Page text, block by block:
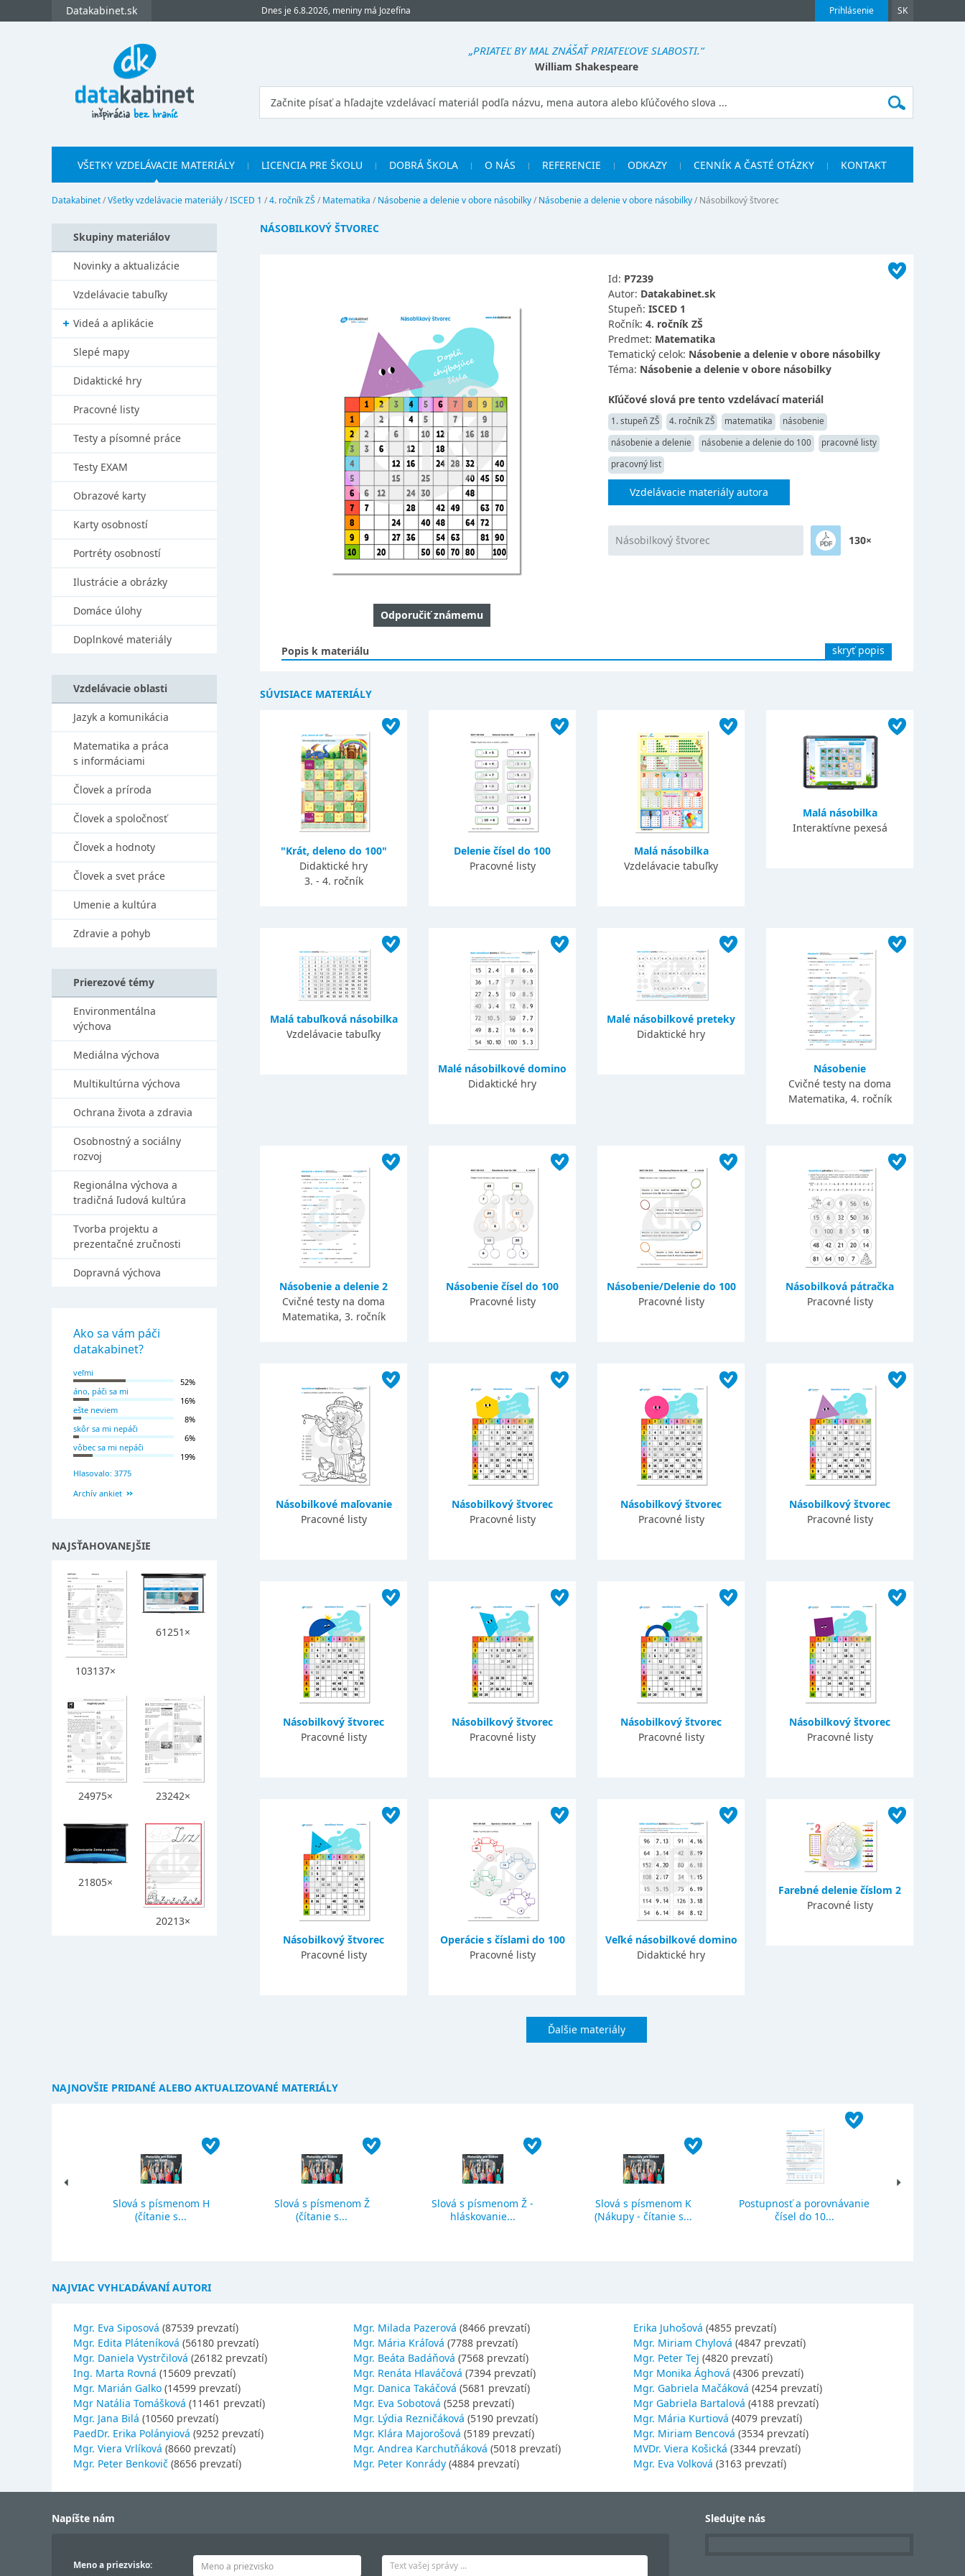
Prihlásenie SK
Datakabinet.sk Dnes je 6.8.2026, meniny má Jozefína
„PRIATEĽ BY MAL ZNÁŠAŤ PRIATEĽOVE SLABOSTI.“
William Shakespeare
VŠETKY VZDELÁVACIE MATERIÁLY LICENCIA PRE ŠKOLU DOBRÁ ŠKOLA O NÁS REFERENCIE ODKAZY CENNÍK A ČASTÉ OTÁZKY KONTAKT
Datakabinet/Všetky vzdelávacie materiály/ISCED 1 /4. ročník ZŠ / Matematika / Násobenie a delenie v obore násobilky/ Násobenie a delenie v obore násobilky/ Násobilkový štvorec
NÁSOBILKOVÝ ŠTVOREC
Odporučiť známemu
Id: P7239
Autor: Datakabinet.sk
Stupeň: ISCED 1
Ročník: 4. ročník ZŠ
Predmet: Matematika
Tematický celok: Násobenie a delenie v obore násobilky
Téma: Násobenie a delenie v obore násobilky
Kľúčové slová pre tento vzdelávací materiál
1. stupeň ZŠ 4. ročník ZŠ matematika
násobenie
násobenie a delenie
násobenie a delenie do 100
pracovné listy
pracovný list
Vzdelávacie materiály autora
Násobilkový štvorec 130×
Popis k materiálu skryť popis
SÚVISIACE MATERIÁLY
"Krát, deleno do 100"
Didaktické hry
3. - 4. ročník
Delenie čísel do 100
Pracovné listy
Malá násobilka
Vzdelávacie tabuľky
Malá násobilka
Interaktívne pexesá
Malá tabuľková násobilka
Vzdelávacie tabuľky
Malé násobilkové domino
Didaktické hry
Malé násobilkové preteky
Didaktické hry
Násobenie
Cvičné testy na doma
Matematika, 4. ročník
Násobenie a delenie 2
Cvičné testy na doma
Matematika, 3. ročník
Násobenie čísel do 100
Pracovné listy
Násobenie/Delenie do 100
Pracovné listy
Násobilková pátračka
Pracovné listy
Násobilkové maľovanie
Pracovné listy
Násobilkový štvorec
Pracovné listy
Násobilkový štvorec
Pracovné listy
Násobilkový štvorec
Pracovné listy
Násobilkový štvorec
Pracovné listy
Násobilkový štvorec
Pracovné listy
Násobilkový štvorec
Pracovné listy
Násobilkový štvorec
Pracovné listy
Násobilkový štvorec
Pracovné listy
Operácie s číslami do 100
Pracovné listy
Veľké násobilkové domino
Didaktické hry
Farebné delenie číslom 2
Pracovné listy
Ďalšie materiály
Skupiny materiálov
Novinky a aktualizácie
Vzdelávacie tabuľky
Videá a aplikácie
Slepé mapy
Didaktické hry
Pracovné listy
Testy a písomné práce
Testy EXAM
Obrazové karty
Karty osobností
Portréty osobností
Ilustrácie a obrázky
Domáce úlohy
Doplnkové materiály
Vzdelávacie oblasti
Jazyk a komunikácia
Matematika a práca
s informáciami
Človek a príroda
Človek a spoločnosť
Človek a hodnoty
Človek a svet práce
Umenie a kultúra
Zdravie a pohyb
Prierezové témy
Environmentálna
výchova
Mediálna výchova
Multikultúrna výchova
Ochrana života a zdravia
Osobnostný a sociálny
rozvoj
Regionálna výchova a
tradičná ľudová kultúra
Tvorba projektu a
prezentačné zručnosti
Dopravná výchova
Ako sa vám páči
datakabinet?
veľmi
52%
áno, páči sa mi
16%
ešte neviem
8%
skôr sa mi nepáči
6%
vôbec sa mi nepáči
19%
Hlasovalo: 3775
Archív ankiet
NAJSŤAHOVANEJŠIE
103137×
61251×
24975× 23242×
21805×
20213×
NAJNOVŠIE PRIDANÉ ALEBO AKTUALIZOVANÉ MATERIÁLY
Slová s písmenom H
(čítanie s...
Slová s písmenom Ž
(čítanie s...
Slová s písmenom Ž -
hláskovanie...
Slová s písmenom K
(Nákupy - čítanie s...
Postupnosť a porovnávanie
čísel do 10...
NAJVIAC VYHĽADÁVANÍ AUTORI
Mgr. Eva Siposová (87539 prevzatí)
Mgr. Edita Pláteníková (56180 prevzatí)
Mgr. Daniela Vystrčilová (26182 prevzatí)
Ing. Marta Rovná (15609 prevzatí)
Mgr. Marián Galko (14599 prevzatí)
Mgr Natália Tomášková (11461 prevzatí)
Mgr. Jana Bilá (10560 prevzatí)
PaedDr. Erika Polányiová (9252 prevzatí)
Mgr. Viera Vrlíková (8660 prevzatí)
Mgr. Peter Benkovič (8656 prevzatí)
Mgr. Milada Pazerová (8466 prevzatí)
Mgr. Mária Kráľová (7788 prevzatí)
Mgr. Beáta Badáňová (7568 prevzatí)
Mgr. Renáta Hlaváčová (7394 prevzatí)
Mgr. Danica Takáčová (5681 prevzatí)
Mgr. Eva Sobotová (5258 prevzatí)
Mgr. Lýdia Rezničáková (5190 prevzatí)
Mgr. Klára Majorošová (5189 prevzatí)
Mgr. Andrea Karchutňáková (5018 prevzatí)
Mgr. Peter Konrády (4884 prevzatí)
Erika Juhošová (4855 prevzatí)
Mgr. Miriam Chylová (4847 prevzatí)
Mgr. Peter Tej (4820 prevzatí)
Mgr Monika Ághová (4306 prevzatí)
Mgr. Gabriela Mačáková (4254 prevzatí)
Mgr Gabriela Bartalová (4188 prevzatí)
Mgr. Mária Kurtiová (4079 prevzatí)
Mgr. Miriam Bencová (3534 prevzatí)
MVDr. Viera Košická (3344 prevzatí)
Mgr. Eva Volková (3163 prevzatí)
Napíšte nám
Meno a priezvisko:
Sledujte nás